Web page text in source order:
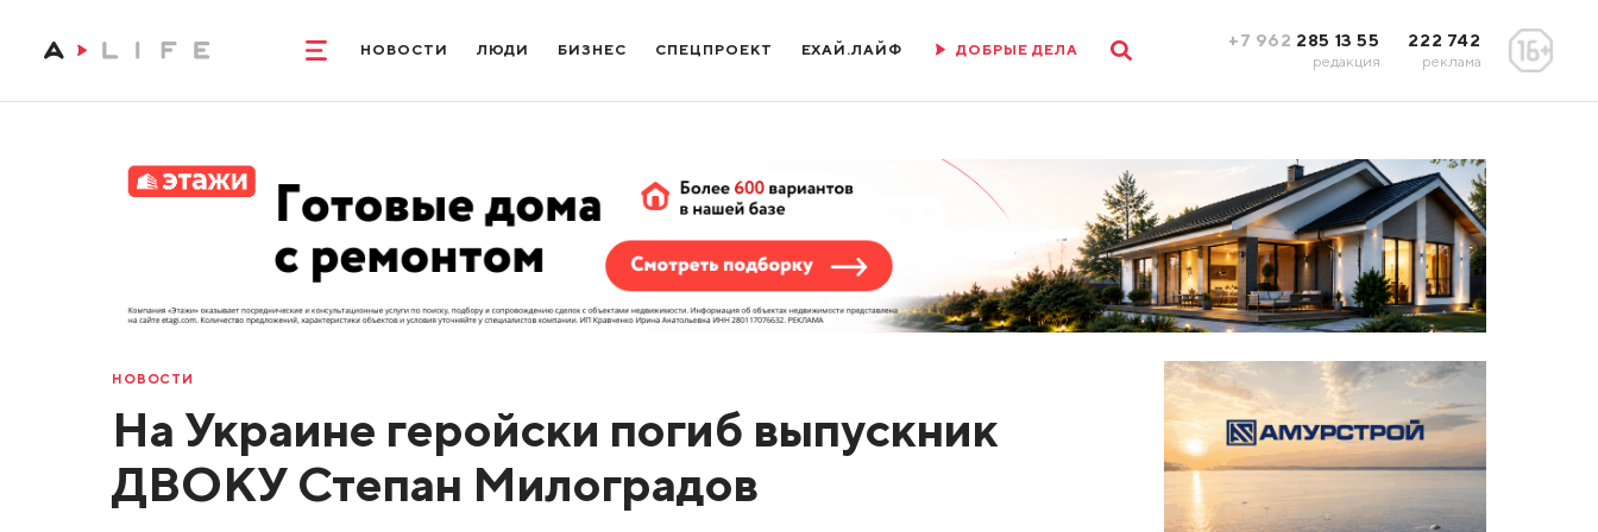
НОВОСТИ ЛЮДИ БИЗНЕС СПЕЦПРОЕКТ ЕХАЙ.ЛАЙФ ДОБРЫЕ ДЕЛА +7 962 285 13 55
редакция
222 742
реклама
НОВОСТИ
На Украине геройски погиб выпускник
ДВОКУ Степан Милоградов